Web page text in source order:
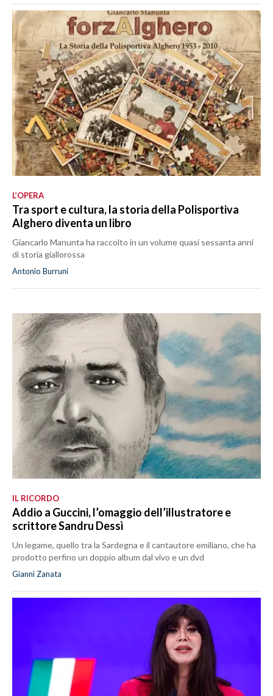
L’OPERA
Tra sport e cultura, la storia della Polisportiva
Alghero diventa un libro
Giancarlo Manunta ha raccolto in un volume quasi sessanta anni
di storia giallorossa
Antonio Burruni
IL RICORDO
Addio a Guccini, l’omaggio dell’illustratore e
scrittore Sandru Dessì
Un legame, quello tra la Sardegna e il cantautore emiliano, che ha
prodotto perfino un doppio album dal vivo e un dvd
Gianni Zanata